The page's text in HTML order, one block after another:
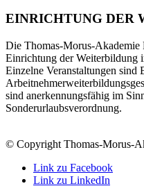
EINRICHTUNG DER
Die Thomas-Morus-Akademie
Einrichtung der Weiterbildung
Einzelne Veranstaltungen sind
sind anerkennungsfähig im
Sonderurlaubsverordnung.
© Copyright Thomas-Morus-
Link zu Facebook
Link zu LinkedIn